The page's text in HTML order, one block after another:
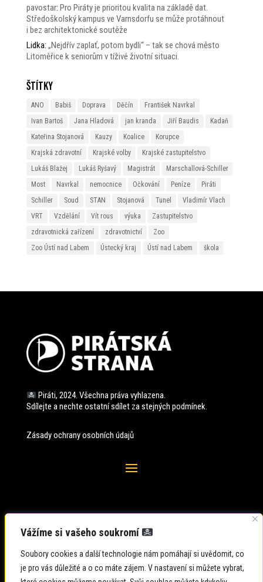
Vážíme si vašeho soukromí
Soubory cookies a další technologie nám pomáhají si uvědomit, co
je pro vás důležité a o co máte zájem. V nastavení si můžete vybrat,
pavostar: Pro Piráty je prioritou kvalita na základě dat.
Středoškolský kampus ve Varnsdorfu se může protáhnout
i bez architektonické soutěže
Lidka: „Nejdřív zaplať, potom bydli“ – tak se chová město
Litoměřice k seniorům v tíživé životní situaci.
Štítky
ANO Babiš Doprava Děčín
František Navrkal
Ivan Bartoš
Jana Hladová jan kranda Jiří Baudis
Kadaň
Kateřina Stojanová
Kauzy Koalice
Korupce
Krajská zdravotní
Krajské volby
Krajské zastupitelstvo
Lukáš Blažej
Lukáš Ryšavý Magistrát
Marschallová-Schiller
Most
Navrkal nemocnice Očkování Peníze
Piráti
Schiller
Soud STAN Stojanová Tunel
Vladimír Vlach
VRT
Vzdělání Vít rous výuka
Zastupitelstvo
zdravotnická zařízení
zdravotnictví
Zoo
Zoo Ústí nad Labem
Ústecký kraj Ústí nad Labem škola
Piráti, 2024. Všechna práva vyhlazena.
Sdílejte a nechte ostatní sdílet za stejných podmínek.
Zásady ochrany osobních údajů